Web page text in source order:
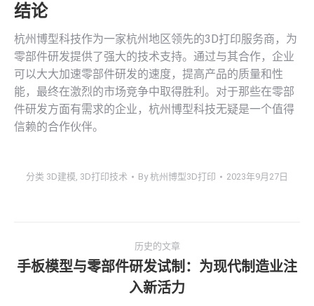
结论
杭州博型科技作为一家杭州地区领先的3D打印服务商，为
零部件研发提供了强大的技术支持。通过与其合作，企业
可以大大加速零部件研发的速度，提高产品的质量和性
能，最终在激烈的市场竞争中取得胜利。对于那些在零部
件研发方面有需求的企业，杭州博型科技无疑是一个值得
信赖的合作伙伴。
分类 3D建模 3D打印技术 By杭州博型3D打印 2023年9月27日
章
历史的文章
历
史
手板模型与零部件研发试制：为现代制造业注
入新活力